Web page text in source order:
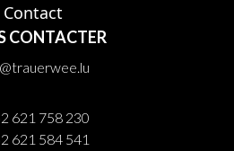
Contact
CONTACTER
621 758 230
621 584 541